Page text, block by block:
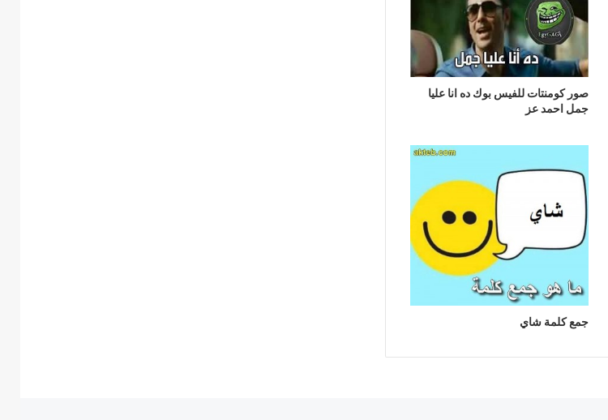
صور كومنتات للفيس بوك ده انا عليا
جمل احمد عز
جمع كلمة شاي